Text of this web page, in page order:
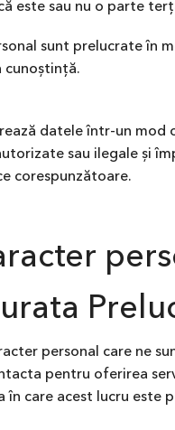
este sau nu o parte
sunt prelucrate
cunoștință.
datele într-un
sau ilegale și
corespunzătoare.
personal care ne
pentru oferirea
în care acest lucru